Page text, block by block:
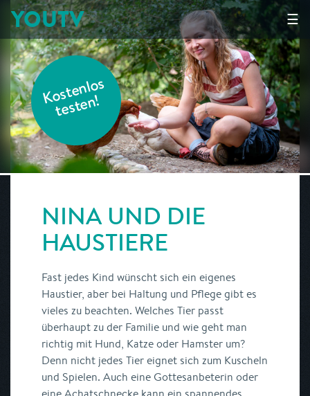
☰
YOUTV
K
o
s
t
e
nl
o
s
t
e
s
t
e
n!
NINA UND DIE
HAUSTIERE
Fast jedes Kind wünscht sich ein eigenes
Haustier, aber bei Haltung und Pflege gibt es
vieles zu beachten. Welches Tier passt
überhaupt zu der Familie und wie geht man
richtig mit Hund, Katze oder Hamster um?
Denn nicht jedes Tier eignet sich zum Kuscheln
und Spielen. Auch eine Gottesanbeterin oder